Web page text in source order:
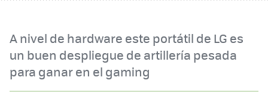
A nivel de hardware este portátil de LG es
un buen despliegue de artillería pesada
para ganar en el gaming